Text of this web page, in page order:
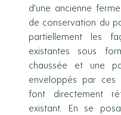
d’une ancienne
de conservation du
partiellement les
existantes sous
chaussée et une
enveloppés par ces
font directement
existant. En se